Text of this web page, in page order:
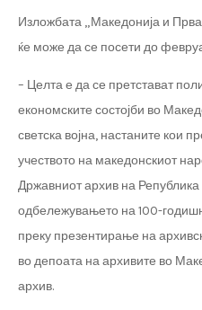
Изложбата „Македонија и
ќе може да се посети до
– Целта е да се претстават
економските состојби во
светска војна, настаните кои
учеството на македонскиот
Државниот архив на
одбележувањето на 100-
преку презентирање на
во депоата на архивите во
архив.